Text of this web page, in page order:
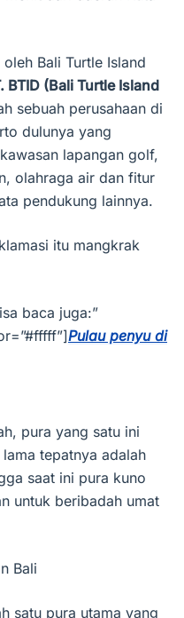
Bali Turtle Island
BTID (Bali Turtle Island
sebuah perusahaan di
dulunya yang
lapangan golf,
olahraga air dan fitur
pendukung lainnya.
itu mangkrak
baca juga:”
Pulau penyu di
pura yang satu ini
tepatnya adalah
saat ini pura kuno
untuk beribadah umat
satu pura utama yang